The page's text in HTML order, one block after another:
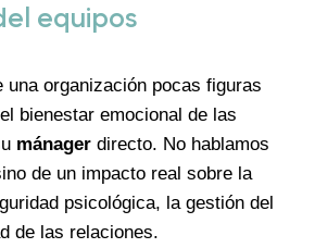
equipos
una organización pocas figuras
bienestar emocional de las
mánager directo. No hablamos
de un impacto real sobre la
psicológica, la gestión del
de las relaciones.